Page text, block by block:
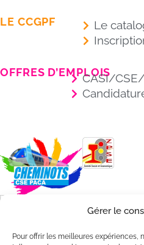
Gérer le
Pour offrir les meilleures expériences,
LE CCGPF
Le
OFFRES D’EMPLOIS
CASI/